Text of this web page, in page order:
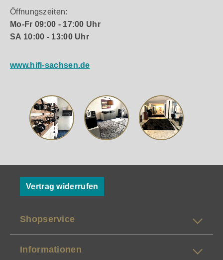
Öffnungszeiten:
Mo-Fr 09:00 - 17:00 Uhr
SA 10:00 - 13:00 Uhr
www.hifi-sachsen.de
Vertrag widerrufen
Shopservice
Informationen